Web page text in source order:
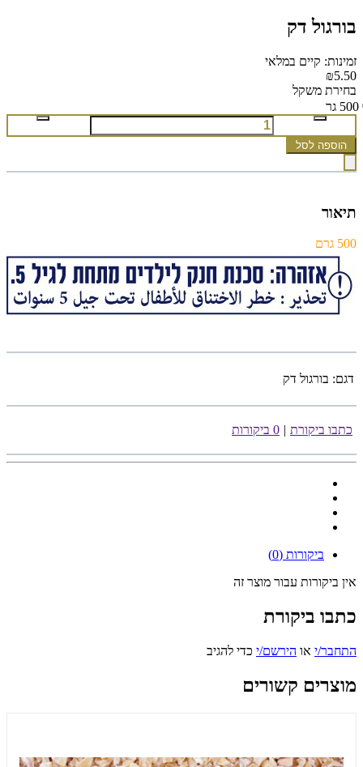
בורגול דק
זמינות: קיים במלאי
₪5.50
בחירת משקל
500 גר
הוספה לסל
תיאור
500 גרם
דגם: בורגול דק
כתבו ביקורת | 0 ביקורות
ביקורות (0)
אין ביקורות עבור מוצר זה
כתבו ביקורת
התחבר/י או הירשם/י כדי להגיב
מוצרים קשורים